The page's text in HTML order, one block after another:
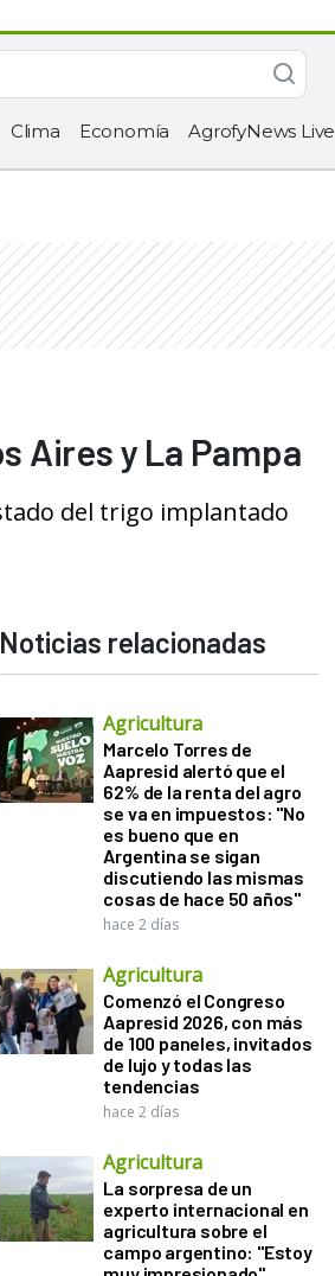
Clima Economía AgrofyNews Live
Aires y La Pampa
del trigo implantado
Noticias relacionadas
Agricultura
Marcelo Torres de
Aapresid alertó que el
62% de la renta del agro
se va en impuestos: "No
es bueno que en
Argentina se sigan
discutiendo las mismas
cosas de hace 50 años"
hace 2 días
Agricultura
Comenzó el Congreso
Aapresid 2026, con más
de 100 paneles, invitados
de lujo y todas las
tendencias
hace 2 días
Agricultura
La sorpresa de un
experto internacional en
agricultura sobre el
campo argentino: "Estoy